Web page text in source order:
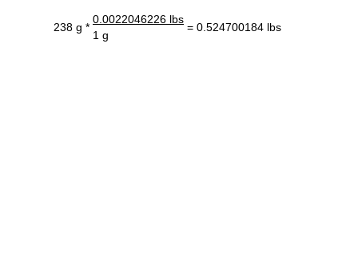
238 g *
0.0022046226 lbs
= 0.524700184 lbs
1 g